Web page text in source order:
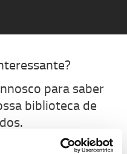
para saber
biblioteca de
DE CONTEÚDOS